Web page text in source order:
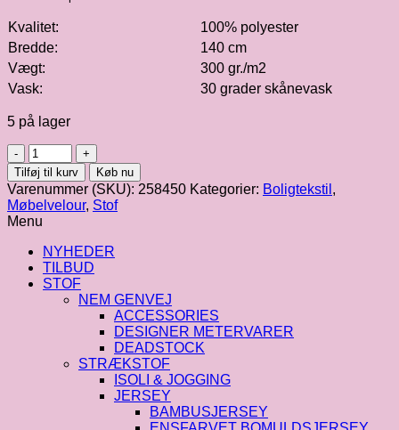
Kvalitet:
100% polyester
Bredde:
140 cm
Vægt:
300 gr./m2
Vask:
30 grader skånevask
5 på lager
Møbelvelour
i
rosa
fv.
435
antal
Tilføj til kurv Køb nu
Varenummer (SKU): 258450 Kategorier: Boligtekstil ,
Møbelvelour, Stof
Menu
NYHEDER
TILBUD
STOF
NEM GENVEJ
ACCESSORIES
DESIGNER METERVARER
DEADSTOCK
STRÆKSTOF
ISOLI & JOGGING
JERSEY
BAMBUSJERSEY